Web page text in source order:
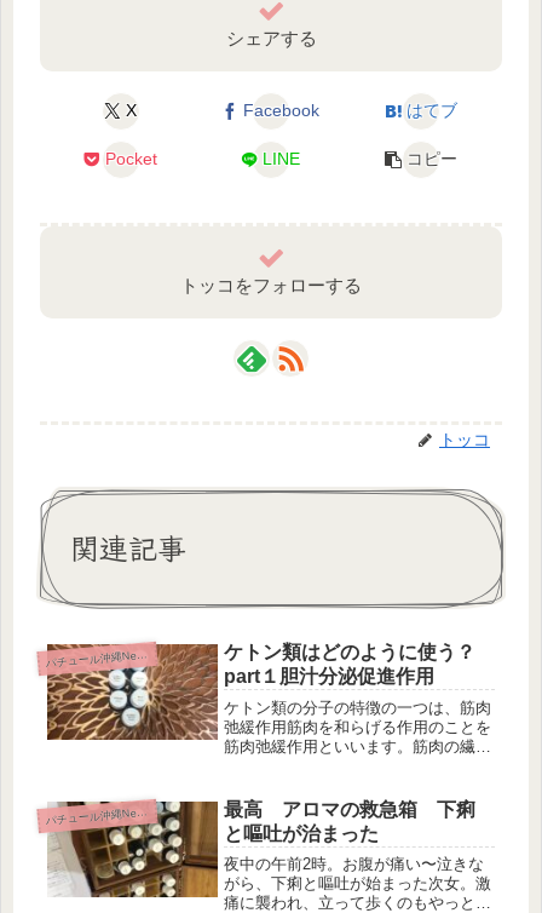
シェアする
X Facebook はてブ
Pocket LINE コピー
トッコをフォローする
トッコ
関連記事
パ
チュール沖縄News
ケトン類はどのように使う？
part１胆汁分泌促進作用
ケトン類の分子の特徴の一つは、筋肉
弛緩作用筋肉を和らげる作用のことを
筋肉弛緩作用といいます。筋肉の繊維
です。毎度ながら、先に説明いたしま
すが、薬機法を遵守しなければならな
い...
パ
チュール沖縄News
最高 アロマの救急箱 下痢
と嘔吐が治まった
夜中の午前2時。お腹が痛い〜泣きな
がら、下痢と嘔吐が始まった次女。激
痛に襲われ、立って歩くのもやっと。